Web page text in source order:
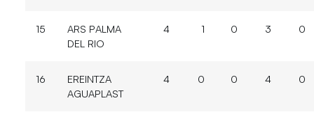
15
ARS PALMA
DEL RIO
4 1 0 3 0
16
EREINTZA
AGUAPLAST
4 0 0 4 0